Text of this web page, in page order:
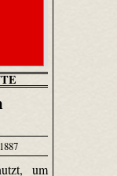
um